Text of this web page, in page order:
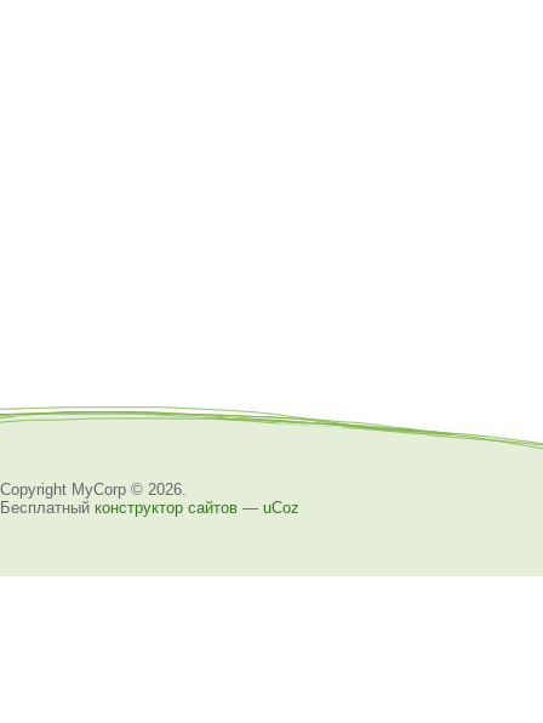
Copyright MyCorp © 2026
Бесплатный конструктор сайтов — uCoz